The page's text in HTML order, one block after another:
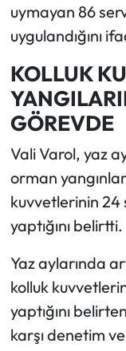
uymayan 86
uygulandığını
KOLLUK
GÖREVDE
Vali Varol, yaz
orman
kuvvetlerinin 24
yaptığını belirtti.
Yaz aylarında
kolluk
yaptığını
karşı denetim